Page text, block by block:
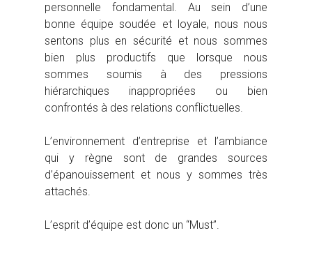
personnelle fondamental. Au sein d’une
bonne équipe soudée et loyale, nous nous
sentons plus en sécurité et nous sommes
bien plus productifs que lorsque nous
sommes soumis à des pressions
hiérarchiques inappropriées ou bien
confrontés à des relations conflictuelles.
L’environnement d’entreprise et l’ambiance
qui y règne sont de grandes sources
d’épanouissement et nous y sommes très
attachés.
L’esprit d’équipe est donc un ‘‘Must’’.